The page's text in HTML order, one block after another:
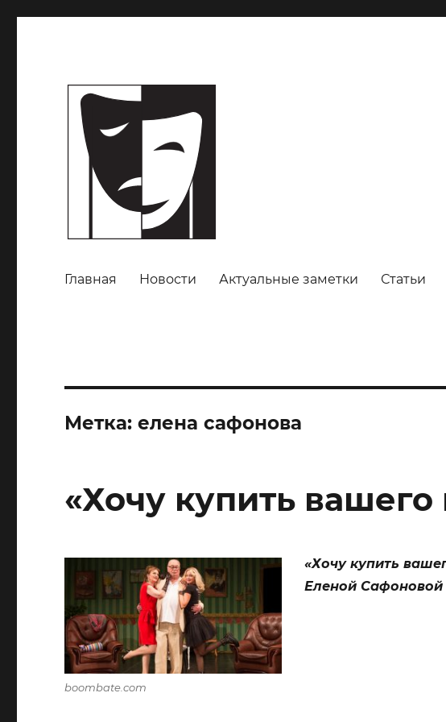
Главная Новости Актуальные заметки Статьи
Метка:елена сафонова
«Хочу купить
boombate.com
«Хочу купить
Еленой